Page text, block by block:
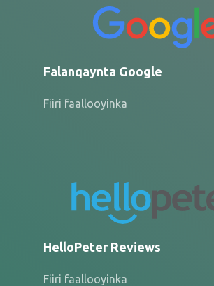
Falanqaynta Google
Fiiri faallooyinka
HelloPeter Reviews
Fiiri faallooyinka